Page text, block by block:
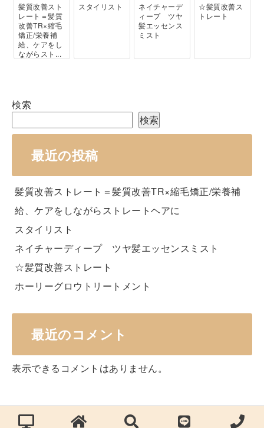
髪質改善スト
レート＝髪質
改善TR×縮毛
矯正/栄養補
給、ケアをし
ながらスト...
スタイリスト
ネイチャーデ
ィープ ツヤ
髪エッセンス
ミスト
☆髪質改善ス
トレート
検索
検索
最近の投稿
髪質改善ストレート＝髪質改善TR×縮毛矯正/栄養補
給、ケアをしながらストレートヘアに
スタイリスト
ネイチャーディープ ツヤ髪エッセンスミスト
☆髪質改善ストレート
ホーリーグロウトリートメント
最近のコメント
表示できるコメントはありません。